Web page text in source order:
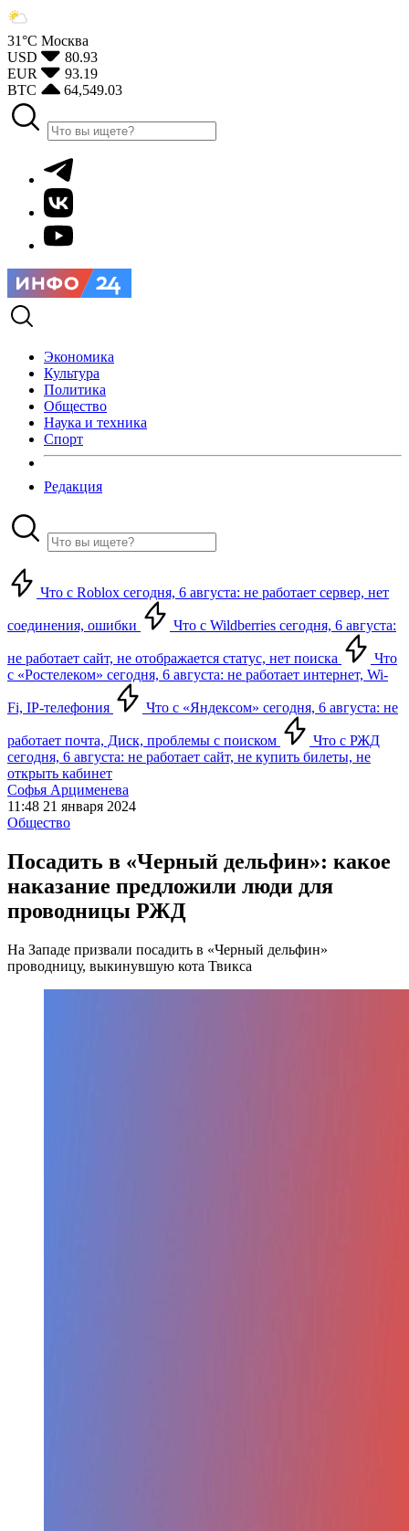
31°С Москва
USD
80.93
EUR
93.19
BTC
64,549.03
Экономика
Культура
Политика
Общество
Наука и техника
Спорт
Редакция
Что с Roblox сегодня, 6 августа: не работает сервер, нет
соединения, ошибки Что с Wildberries сегодня, 6 августа:
не работает сайт, не отображается статус, нет поиска
Что
с «Ростелеком» сегодня, 6 августа: не работает интернет, Wi-
Fi, IP-телефония Что с «Яндексом» сегодня, 6 августа: не
работает почта, Диск, проблемы с поиском
Что с РЖД
сегодня, 6 августа: не работает сайт, не купить билеты, не
открыть кабинет
Софья Арцименева
11:48 21 января 2024
Общество
Посадить в «Черный дельфин»: какое
наказание предложили люди для
проводницы РЖД
На Западе призвали посадить в «Черный дельфин»
проводницу, выкинувшую кота Твикса